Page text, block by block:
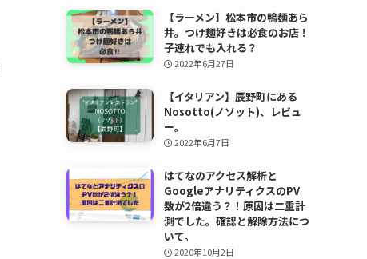
【ラーメン】松本市の鴨麺あら
井。つけ麺好きは必食のお店！
子連れでも入れる？
2022年6月27日
【イタリアン】辰野町にある
Nosotto(ノソット)、レビュ
ー。
2022年6月7日
はてなのアクセス解析と
GoogleアナリティクスのPV
数が2倍違う？！原因は二重計
測でした。確認と解除方法につ
いて。
2020年10月2日